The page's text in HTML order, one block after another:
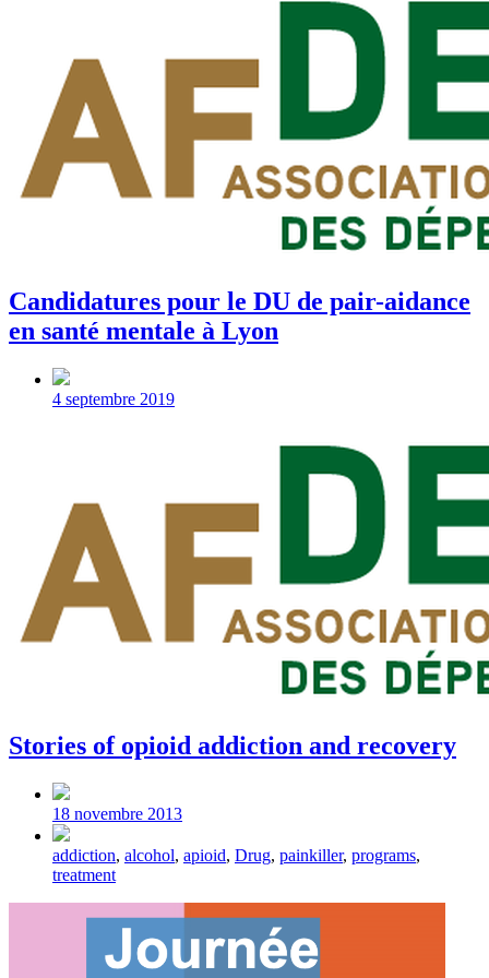
Candidatures pour le DU de pair-aidance
en santé mentale à Lyon
Post
date
4 septembre 2019
Stories of opioid addiction and recovery
Post
date
18 novembre 2013
Tagged
with
addiction, alcohol, apioid, Drug, painkiller, programs,
treatment